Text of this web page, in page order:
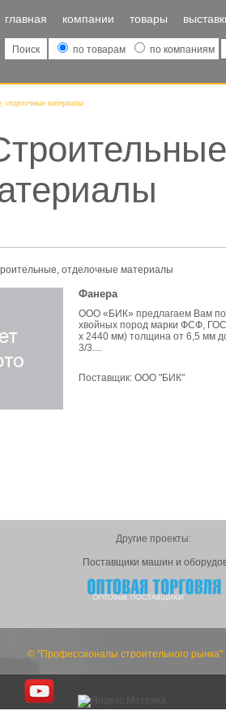
главная компании товары
Поиск по товарам по компаниям
отделочные материалы
отделочные материалы
Фанера
ООО «БИК» предлагаем Вам
хвойных пород марки ФСФ,
х 2440 мм) толщина от 6,5 мм
3/3....
Поставщик: ООО "БИК"
Другие проекты:
Поставщики машин и
© "Профессионалы строительного рынка"